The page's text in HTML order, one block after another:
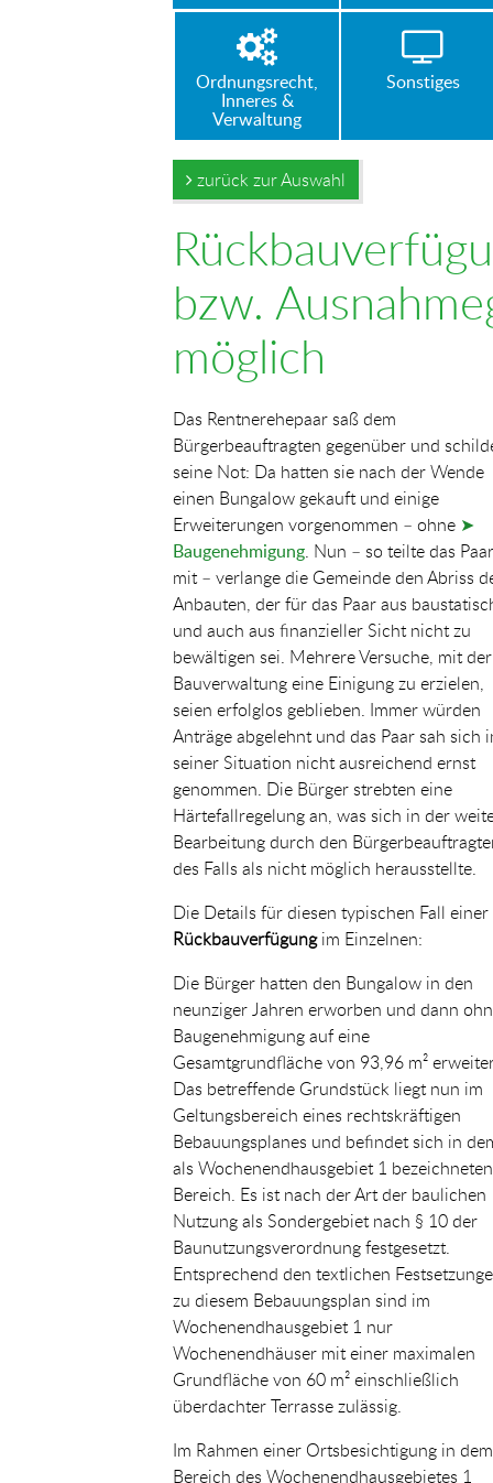
Ordnungsrecht,
Inneres &
Verwaltung
Sonstiges
zurück zur Auswahl
bzw.
möglich
Das Rentnerehepaar saß dem
Bürgerbeauftragten gegenüber und
seine Not: Da hatten sie nach der Wende
einen Bungalow gekauft und einige
Erweiterungen vorgenommen – ohne ➤
Baugenehmigung. Nun – so teilte das Paar
mit – verlange die Gemeinde den Abriss
Anbauten, der für das Paar aus
und auch aus finanzieller Sicht nicht zu
bewältigen sei. Mehrere Versuche, mit der
Bauverwaltung eine Einigung zu erzielen,
seien erfolglos geblieben. Immer würden
Anträge abgelehnt und das Paar sah sich
seiner Situation nicht ausreichend ernst
genommen. Die Bürger strebten eine
Härtefallregelung an, was sich in der
Bearbeitung durch den
des Falls als nicht möglich herausstellte.
Die Details für diesen typischen Fall einer
Rückbauverfügungim Einzelnen:
Die Bürger hatten den Bungalow in den
neunziger Jahren erworben und dann
Baugenehmigung auf eine
Gesamtgrundfläche von 93,96 m²
Das betreffende Grundstück liegt nun im
Geltungsbereich eines rechtskräftigen
Bebauungsplanes und befindet sich in
als Wochenendhausgebiet 1 bezeichneten
Bereich. Es ist nach der Art der baulichen
Nutzung als Sondergebiet nach § 10 der
Baunutzungsverordnung festgesetzt.
Entsprechend den textlichen
zu diesem Bebauungsplan sind im
Wochenendhausgebiet 1 nur
Wochenendhäuser mit einer maximalen
Grundfläche von 60 m² einschließlich
überdachter Terrasse zulässig.
Im Rahmen einer Ortsbesichtigung in dem
Bereich des Wochenendhausgebietes 1